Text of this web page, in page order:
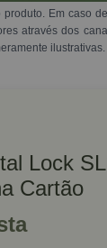
Em caso
através dos
ilustrativas.
Lock
Cartão